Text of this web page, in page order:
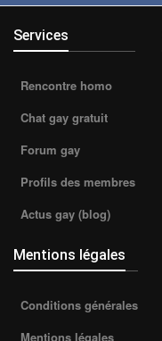
Services
Rencontre homo
Chat gay gratuit
Forum gay
Profils des membres
Actus gay (blog)
Mentions légales
Conditions générales
Mentions légales